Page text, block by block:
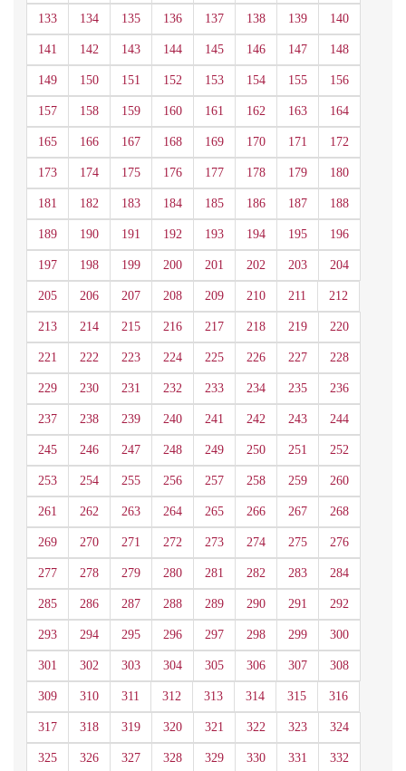
133 134 135 136 137 138 139 140
141 142 143 144 145 146 147 148
149 150 151 152 153 154 155 156
157 158 159 160 161 162 163 164
165 166 167 168 169 170 171 172
173 174 175 176 177 178 179 180
181 182 183 184 185 186 187 188
189 190 191 192 193 194 195 196
197 198 199 200 201 202 203 204
205 206 207 208 209 210 211 212
213 214 215 216 217 218 219 220
221 222 223 224 225 226 227 228
229 230 231 232 233 234 235 236
237 238 239 240 241 242 243 244
245 246 247 248 249 250 251 252
253 254 255 256 257 258 259 260
261 262 263 264 265 266 267 268
269 270 271 272 273 274 275 276
277 278 279 280 281 282 283 284
285 286 287 288 289 290 291 292
293 294 295 296 297 298 299 300
301 302 303 304 305 306 307 308
309 310 311 312 313 314 315 316
317 318 319 320 321 322 323 324
325 326 327 328 329 330 331 332